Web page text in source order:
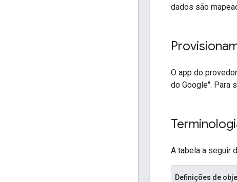
dados são
O app do
do Google". Para
A tabela a seguir
Definições de